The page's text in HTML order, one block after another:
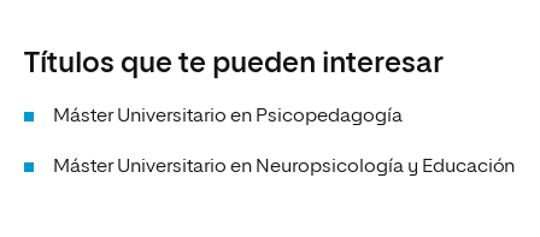
Títulos que te pueden interesar
Máster Universitario en Psicopedagogía
Máster Universitario en Neuropsicología y Educación